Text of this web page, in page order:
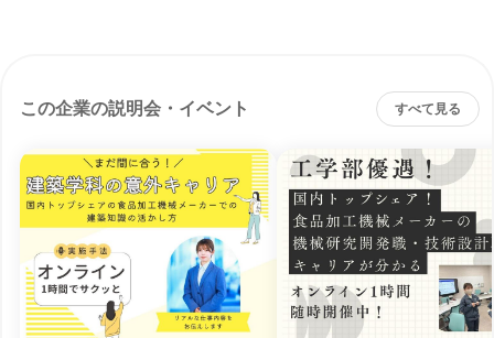
この企業の説明会・イベント すべて見る